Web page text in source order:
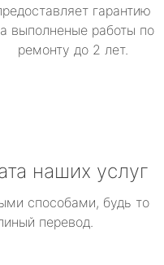
гарантию
выполненые работы по
ремонту до 2 лет.
наших услуг
способами, будь то
перевод.